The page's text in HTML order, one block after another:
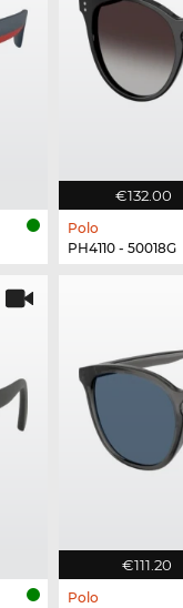
€132.00
Polo
PH4110 - 50018G
€111.20
Polo